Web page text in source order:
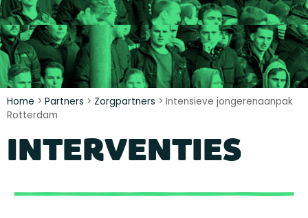
Home > Partners > Zorgpartners > Intensieve jongerenaanpak
Rotterdam
INTERVENTIES